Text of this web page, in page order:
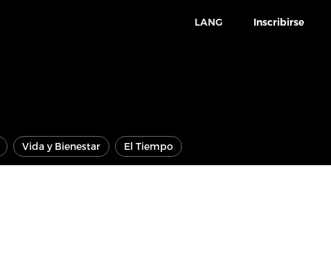
LANG Inscribirse
Vida y Bienestar El Tiempo